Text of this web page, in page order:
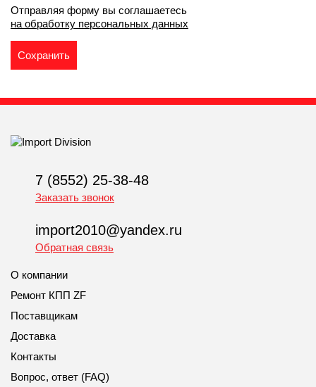
Отправляя форму вы соглашаетесь
на обработку персональных данных
7 (8552) 25-38-48
Заказать звонок
import2010@yandex.ru
Обратная связь
О компании
Ремонт КПП ZF
Поставщикам
Доставка
Контакты
Вопрос, ответ (FAQ)